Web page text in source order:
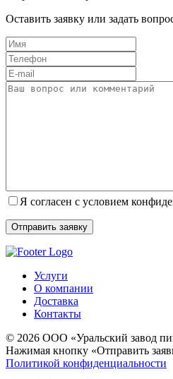
Оставить заявку или задать
Я согласен с условием
Услуги
О компании
Доставка
Контакты
© 2026 ООО «Уральский завод
Нажимая кнопку «Отправить
Политикой конфиденциальности